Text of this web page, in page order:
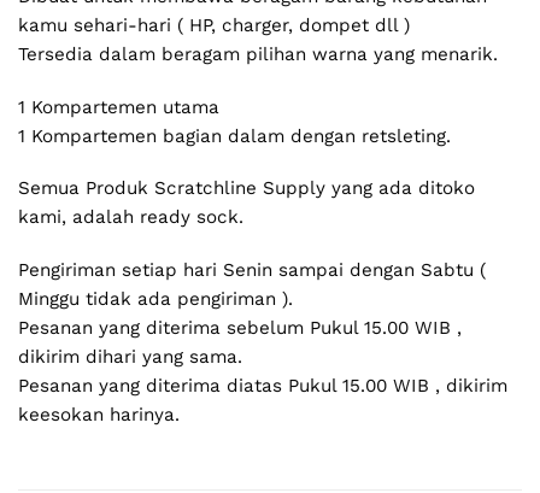
kamu sehari-hari ( HP, charger, dompet dll )
Tersedia dalam beragam pilihan warna yang menarik.
1 Kompartemen utama
1 Kompartemen bagian dalam dengan retsleting.
Semua Produk Scratchline Supply yang ada ditoko
kami, adalah ready sock.
Pengiriman setiap hari Senin sampai dengan Sabtu (
Minggu tidak ada pengiriman ).
Pesanan yang diterima sebelum Pukul 15.00 WIB ,
dikirim dihari yang sama.
Pesanan yang diterima diatas Pukul 15.00 WIB , dikirim
keesokan harinya.